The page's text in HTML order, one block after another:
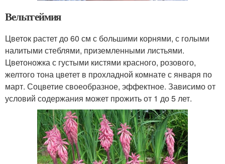
Вельтгеймия
Цветок растет до 60 см с большими корнями, с голыми
налитыми стеблями, приземленными листьями.
Цветоножка с густыми кистями красного, розового,
желтого тона цветет в прохладной комнате с января по
март. Соцветие своеобразное, эффектное. Зависимо от
условий содержания может прожить от 1 до 5 лет.